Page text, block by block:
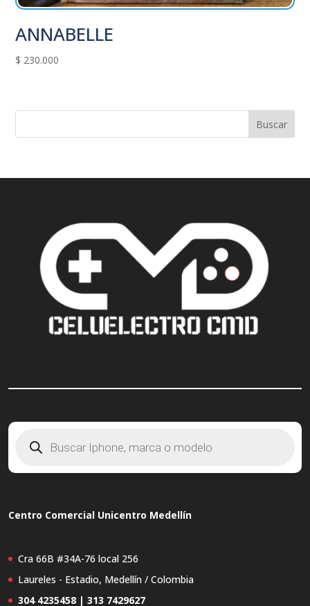
ANNABELLE
$ 230.000
Buscar
Centro Comercial Unicentro Medellín
Cra 66B #34A-76 local 256
Laureles - Estadio, Medellín / Colombia
304 4235458 | 313 7429627